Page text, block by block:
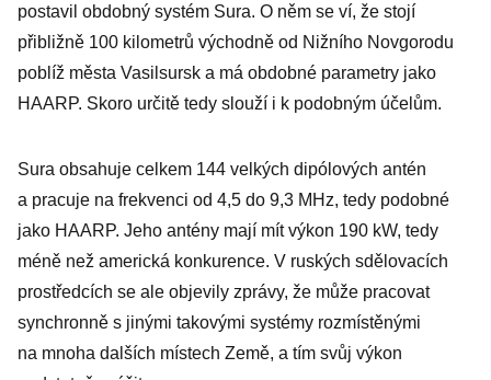
postavil obdobný systém Sura. O něm se ví, že stojí
přibližně 100 kilometrů východně od Nižního Novgorodu
poblíž města Vasil­sursk a má obdobné parametry jako
HAARP. Skoro určitě tedy slouží i k podobným účelům.
Sura obsahuje celkem 144 velkých dipólových antén
a pracuje na frekvenci od 4,5 do 9,3 MHz, tedy podobné
jako HAARP. Jeho antény mají mít výkon 190 kW, tedy
méně než americká konkurence. V ruských sdělovacích
prostředcích se ale objevily zprávy, že může pracovat
synchronně s jinými takovými systémy rozmístěnými
na mnoha dalších místech Země, a tím svůj výkon